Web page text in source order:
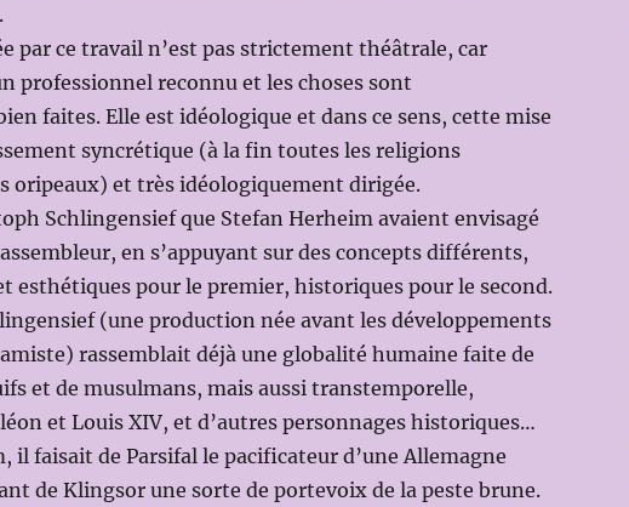
par ce travail n’est pas strictement théâtrale, car
professionnel reconnu et les choses sont
faites. Elle est idéologique et dans ce sens, cette mise
syncrétique (à la fin toutes les religions
oripeaux) et très idéologiquement dirigée.
Schlingensief que Stefan Herheim avaient envisagé
en s’appuyant sur des concepts différents,
esthétiques pour le premier, historiques pour le second.
(une production née avant les développements
rassemblait déjà une globalité humaine faite de
et de musulmans, mais aussi transtemporelle,
et Louis XIV, et d’autres personnages historiques…
il faisait de Parsifal le pacificateur d’une Allemagne
de Klingsor une sorte de portevoix de la peste brune.